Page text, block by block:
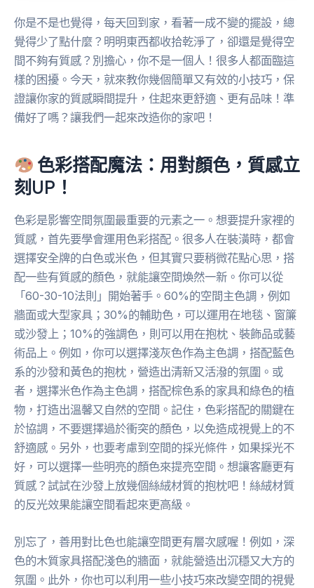
你是不是也覺得，每天回到家，看著一成不變的擺設，總
覺得少了點什麼？明明東西都收拾乾淨了，卻還是覺得空
間不夠有質感？別擔心，你不是一個人！很多人都面臨這
樣的困擾。今天，就來教你幾個簡單又有效的小技巧，保
證讓你家的質感瞬間提升，住起來更舒適、更有品味！準
備好了嗎？讓我們一起來改造你的家吧！
色彩搭配魔法：用對顏色，質感立
刻UP！
色彩是影響空間氛圍最重要的元素之一。想要提升家裡的
質感，首先要學會運用色彩搭配。很多人在裝潢時，都會
選擇安全牌的白色或米色，但其實只要稍微花點心思，搭
配一些有質感的顏色，就能讓空間煥然一新。你可以從
「60-30-10法則」開始著手。60%的空間主色調，例如
牆面或大型家具；30%的輔助色，可以運用在地毯、窗簾
或沙發上；10%的強調色，則可以用在抱枕、裝飾品或藝
術品上。例如，你可以選擇淺灰色作為主色調，搭配藍色
系的沙發和黃色的抱枕，營造出清新又活潑的氛圍。或
者，選擇米色作為主色調，搭配棕色系的家具和綠色的植
物，打造出溫馨又自然的空間。記住，色彩搭配的關鍵在
於協調，不要選擇過於衝突的顏色，以免造成視覺上的不
舒適感。另外，也要考慮到空間的採光條件，如果採光不
好，可以選擇一些明亮的顏色來提亮空間。想讓客廳更有
質感？試試在沙發上放幾個絲絨材質的抱枕吧！絲絨材質
的反光效果能讓空間看起來更高級。
別忘了，善用對比色也能讓空間更有層次感喔！例如，深
色的木質家具搭配淺色的牆面，就能營造出沉穩又大方的
氛圍。此外，你也可以利用一些小技巧來改變空間的視覺